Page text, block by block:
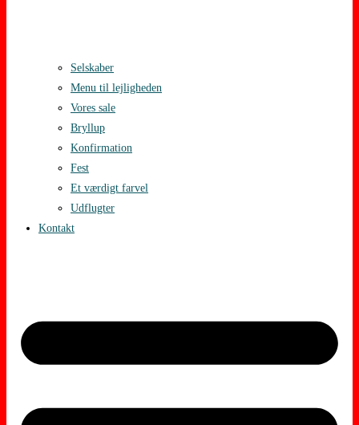
Selskaber
Menu til lejligheden
Vores sale
Bryllup
Konfirmation
Fest
Et værdigt farvel
Udflugter
Kontakt